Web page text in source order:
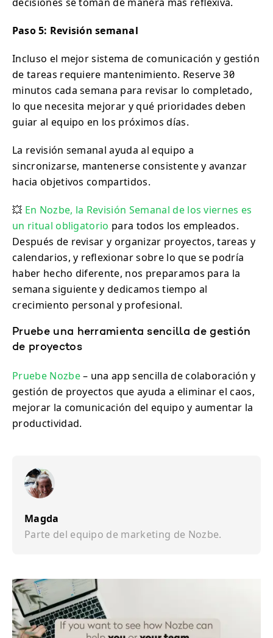
Paso 5: Revisión semanal
Incluso el mejor sistema de comunicación y gestión
de tareas requiere mantenimiento. Reserve 30
minutos cada semana para revisar lo completado,
lo que necesita mejorar y qué prioridades deben
guiar al equipo en los próximos días.
La revisión semanal ayuda al equipo a
sincronizarse, mantenerse consistente y avanzar
hacia objetivos compartidos.
💥 En Nozbe, la Revisión Semanal de los viernes es
un ritual obligatorio para todos los empleados.
Después de revisar y organizar proyectos, tareas y
calendarios, y reflexionar sobre lo que se podría
haber hecho diferente, nos preparamos para la
semana siguiente y dedicamos tiempo al
crecimiento personal y profesional.
Pruebe una herramienta sencilla de gestión
de proyectos
Pruebe Nozbe– una app sencilla de colaboración y
gestión de proyectos que ayuda a eliminar el caos,
mejorar la comunicación del equipo y aumentar la
productividad.
Magda
Parte del equipo de marketing de Nozbe.